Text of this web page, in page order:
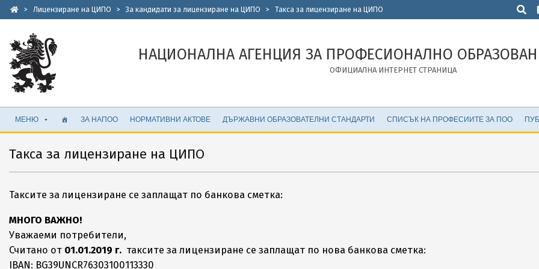
Skip
to
content
> Лицензиране на ЦИПО > За кандидати за лицензиране на ЦИПО > Такса за лицензиране на ЦИПО
НАЦИОНАЛНА АГЕНЦИЯ ЗА ПРОФЕСИОНАЛНО
ОФИЦИАЛНА ИНТЕРНЕТ СТРАНИЦА
Secondary
Navigation
ЗА НАПОО НОРМАТИВНИ АКТОВЕ ДЪРЖАВНИ ОБРАЗОВАТЕЛНИ СТАНДАРТИ СПИСЪК НА ПРОФЕСИИТЕ ЗА ПОО
МЕНЮ
Такса за лицензиране на ЦИПО
Таксите за лицензиране се заплащат по банкова сметка:
МНОГО ВАЖНО!
Уважаеми потребители,
Считано от 01.01.2019 г. таксите за лицензиране се заплащат по нова банкова сметка:
IBAN: BG39UNCR76303100113330